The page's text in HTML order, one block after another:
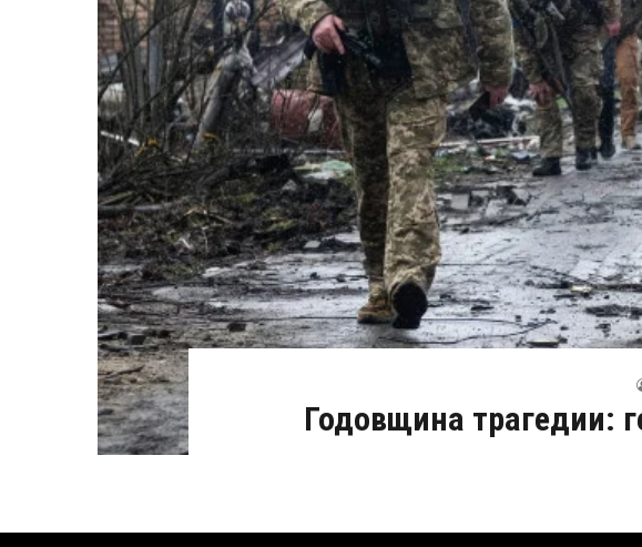
Годовщина трагедии: